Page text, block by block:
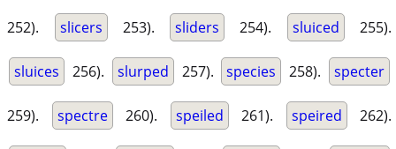
252). slicers 253). sliders 254). sluiced 255).
sluices 256). slurped 257). species 258). specter
259). spectre 260). speiled 261). speired 262).